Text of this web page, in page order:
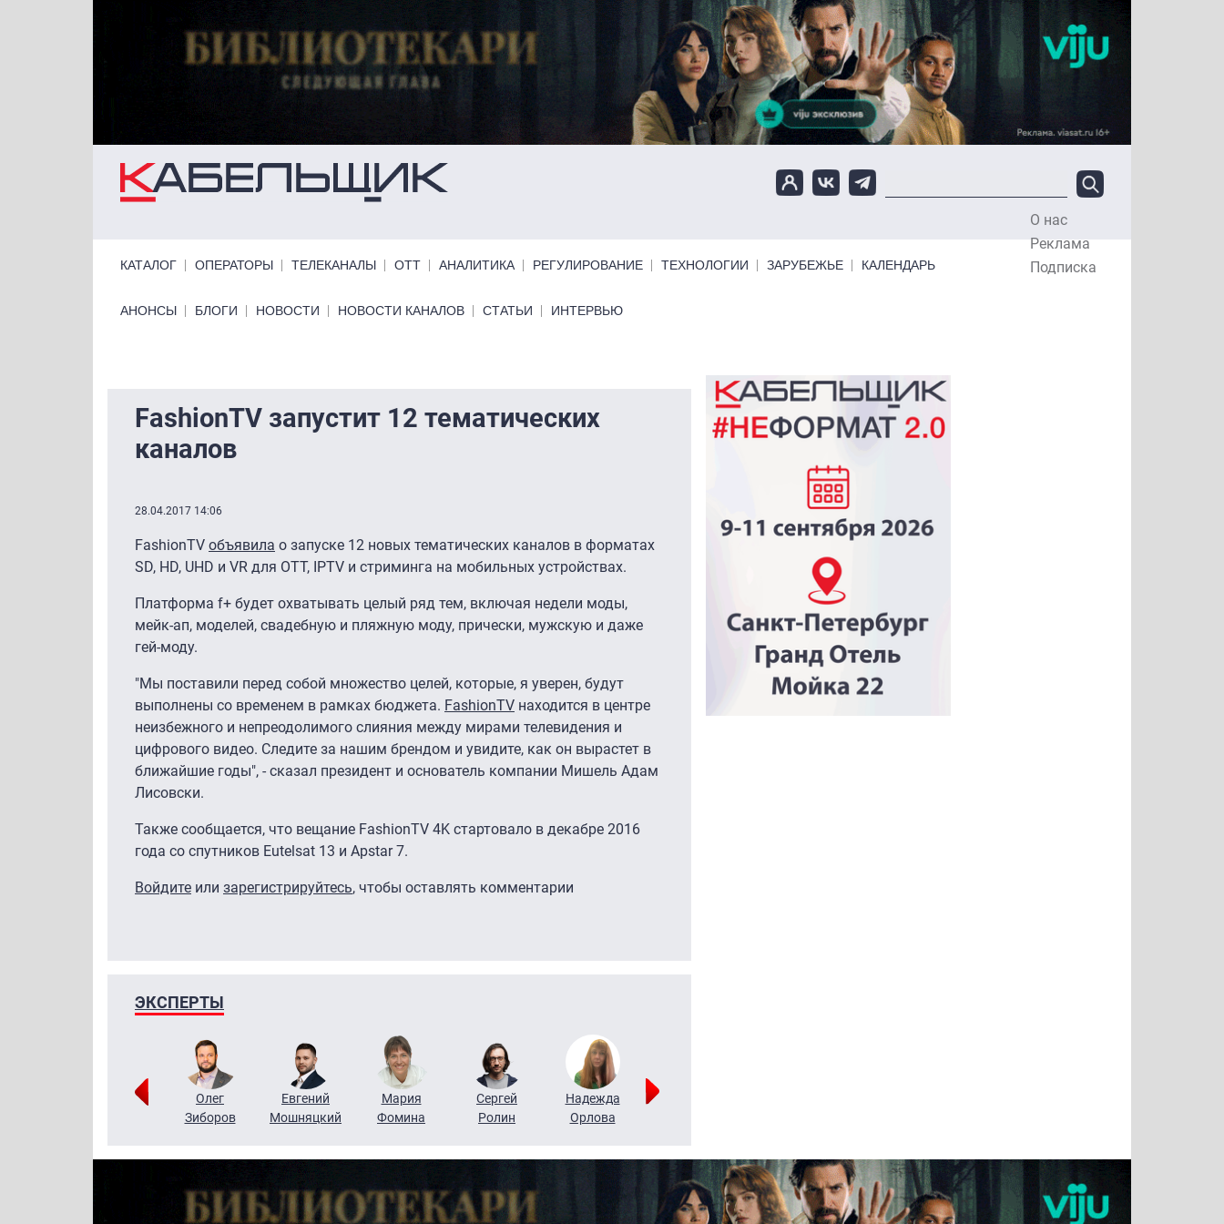
О нас
Реклама
Подписка
КАТАЛОГ ОПЕРАТОРЫ ТЕЛЕКАНАЛЫ ОТТ АНАЛИТИКА РЕГУЛИРОВАНИЕ ТЕХНОЛОГИИ ЗАРУБЕЖЬЕ КАЛЕНДАРЬ
Primary links bottom
АНОНСЫ БЛОГИ НОВОСТИ НОВОСТИ КАНАЛОВ СТАТЬИ ИНТЕРВЬЮ
FashionTV запустит 12 тематических
каналов
28.04.2017 14:06
FashionTV объявила о запуске 12 новых тематических каналов в форматах
SD, HD, UHD и VR для OTT, IPTV и стриминга на мобильных устройствах.
Платформа f+ будет охватывать целый ряд тем, включая недели моды,
мейк-ап, моделей, свадебную и пляжную моду, прически, мужскую и даже
гей-моду.
"Мы поставили перед собой множество целей, которые, я уверен, будут
выполнены со временем в рамках бюджета. FashionTV находится в центре
неизбежного и непреодолимого слияния между мирами телевидения и
цифрового видео. Следите за нашим брендом и увидите, как он вырастет в
ближайшие годы", - сказал президент и основатель компании Мишель Адам
Лисовски.
Также сообщается, что вещание FashionTV 4K стартовало в декабре 2016
года со спутников Eutelsat 13 и Apstar 7.
Войдите или зарегистрируйтесь, чтобы оставлять комментарии
ЭКСПЕРТЫ
Григорий
Олег
Зиборов
Евгений
Мошняцкий
Мария
Фомина
Сергей
Ролин
Надежда
Орлова